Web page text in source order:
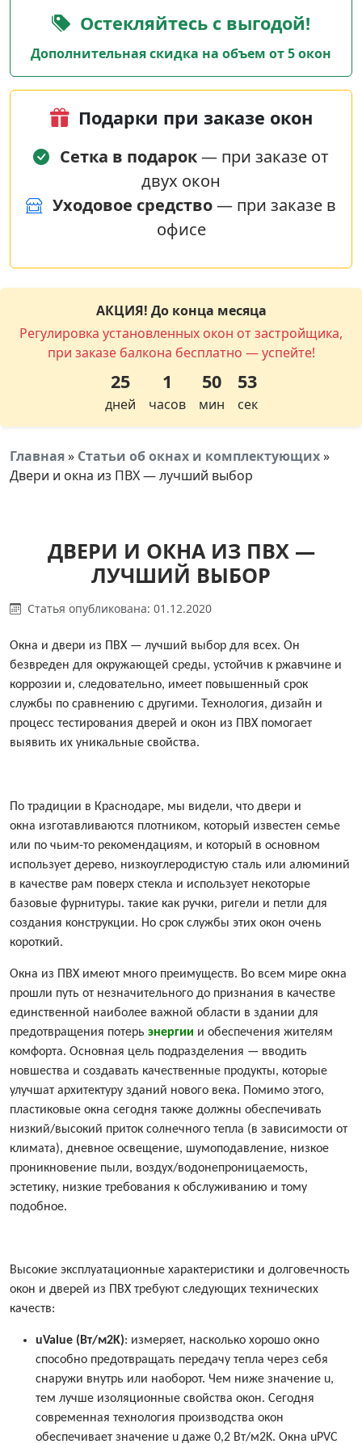
Остекляйтесь с выгодой!
Дополнительная скидка на объем от 5 окон
Подарки при заказе окон
Сетка в подарок— при заказе от
двух окон
Уходовое средство— при заказе в
офисе
АКЦИЯ! До конца месяца
Регулировка установленных окон от застройщика,
при заказе балкона бесплатно — успейте!
25
дней
1
часов
50
мин
52
сек
Главная» Статьи об окнах и комплектующих»
Двери и окна из ПВХ — лучший выбор
ДВЕРИ И ОКНА ИЗ ПВХ —
ЛУЧШИЙ ВЫБОР
Статья опубликована: 01.12.2020
Окна и двери из ПВХ — лучший выбор для всех. Он
безвреден для окружающей среды, устойчив к ржавчине и
коррозии и, следовательно, имеет повышенный срок
службы по сравнению с другими. Технология, дизайн и
процесс тестирования дверей и окон из ПВХ помогает
выявить их уникальные свойства.
По традиции в Краснодаре, мы видели, что двери и
окна изготавливаются плотником, который известен семье
или по чьим-то рекомендациям, и который в основном
использует дерево, низкоуглеродистую сталь или алюминий
в качестве рам поверх стекла и использует некоторые
базовые фурнитуры. такие как ручки, ригели и петли для
создания конструкции. Но срок службы этих окон очень
короткий.
Окна из ПВХ имеют много преимуществ. Во всем мире окна
прошли путь от незначительного до признания в качестве
единственной наиболее важной области в здании для
предотвращения потерь энергии и обеспечения жителям
комфорта. Основная цель подразделения — вводить
новшества и создавать качественные продукты, которые
улучшат архитектуру зданий нового века. Помимо этого,
пластиковые окна сегодня также должны обеспечивать
низкий/высокий приток солнечного тепла (в зависимости от
климата), дневное освещение, шумоподавление, низкое
проникновение пыли, воздух/водонепроницаемость,
эстетику, низкие требования к обслуживанию и тому
подобное.
Высокие эксплуатационные характеристики и долговечность
окон и дверей из ПВХ требуют следующих технических
качеств:
uValue (Вт/м2K): измеряет, насколько хорошо окно
способно предотвращать передачу тепла через себя
снаружи внутрь или наоборот. Чем ниже значение u,
тем лучше изоляционные свойства окон. Сегодня
современная технология производства окон
обеспечивает значение u даже 0,2 Вт/м2K. Окна uPVC